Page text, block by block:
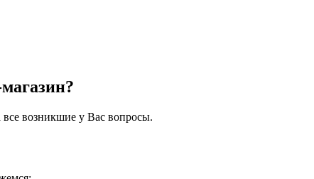
возникшие у Вас вопросы.